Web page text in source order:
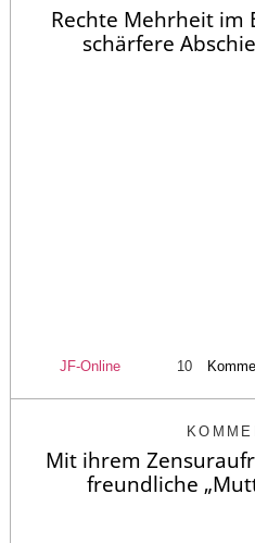
Rechte Mehrheit im
schärfere
JF-Online 10
Mit ihrem
freundliche